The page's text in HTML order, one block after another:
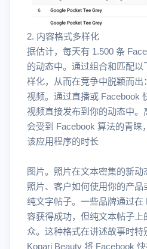
2. 内容格式多样化
据估计，每天有 1.500 条
的动态中。通过组合和匹配以
样化，从而在竞争中脱颖而出：
视频。通过直播或 Facebook
视频直接发布到你的动态中
会受到 Facebook 算法的青睐
该应用程序的时长
图片。照片在文本密集的新
照片、客户如何使用你的产品
纯文字帖子。一些品牌通过在
容获得成功，但纯文本帖子上
众。这种格式在讲述故事时特
Kopari Beauty 将 Facebook